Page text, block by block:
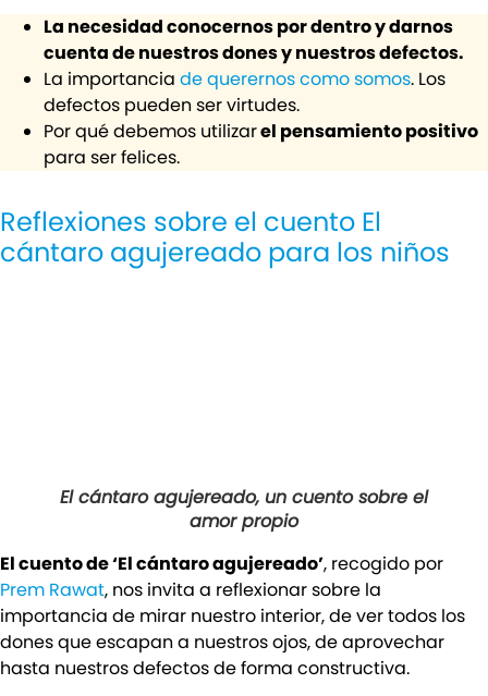
La necesidad conocernos por dentro y darnos
cuenta de nuestros dones y nuestros defectos.
La importancia de querernos como somos. Los
defectos pueden ser virtudes.
Por qué debemos utilizarel pensamiento positivo
para ser felices.
Reflexiones sobre el cuento El
cántaro agujereado para los niños
El cántaro agujereado, un cuento sobre el
amor propio
El cuento de ‘El cántaro agujereado’, recogido por
Prem Rawat, nos invita a reflexionar sobre la
importancia de mirar nuestro interior, de ver todos los
dones que escapan a nuestros ojos, de aprovechar
hasta nuestros defectos de forma constructiva.